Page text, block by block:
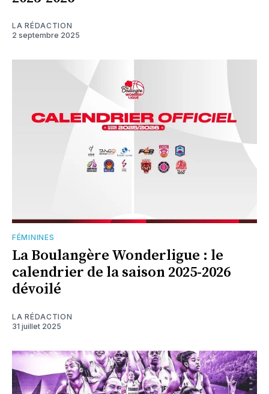
LA RÉDACTION
2 septembre 2025
FÉMININES
La Boulangère Wonderligue : le
calendrier de la saison 2025-2026
dévoilé
LA RÉDACTION
31 juillet 2025